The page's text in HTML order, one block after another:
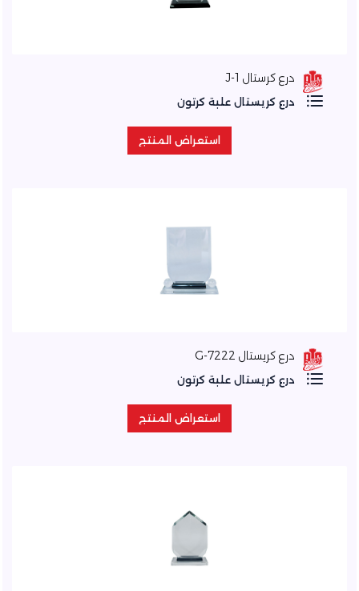
درع كرستال J-1
درع كريستال علبة كرتون
استعراض المنتج
استعراض المنتج
درع كريستال 7222-G
درع كريستال علبة كرتون
استعراض المنتج
استعراض المنتج